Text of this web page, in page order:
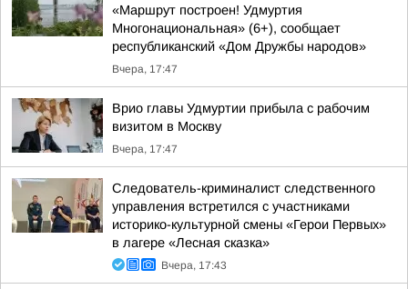
«Маршрут построен! Удмуртия
Многонациональная» (6+), сообщает
республиканский «Дом Дружбы народов»
Вчера, 17:47
Врио главы Удмуртии прибыла с рабочим
визитом в Москву
Вчера, 17:47
Следователь-криминалист следственного
управления встретился с участниками
историко-культурной смены «Герои Первых»
в лагере «Лесная сказка»
Вчера, 17:43